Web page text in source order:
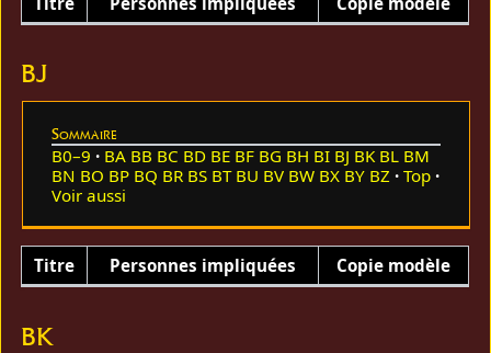
BJ
Sommaire
B0–9 BA BB BC BD BE BF BG BH BI BJ BK BL BM
BN BO BP BQ BR BS BT BU BV BW BX BY BZ
Top
Voir aussi
Titre Personnes impliquées Copie modèle
BK